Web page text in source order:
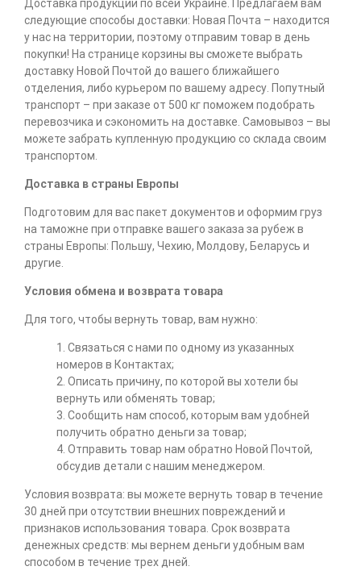
Доставка продукции по всей Украине. Предлагаем вам
следующие способы доставки: Новая Почта – находится
у нас на территории, поэтому отправим товар в день
покупки! На странице корзины вы сможете выбрать
доставку Новой Почтой до вашего ближайшего
отделения, либо курьером по вашему адресу. Попутный
транспорт – при заказе от 500 кг поможем подобрать
перевозчика и сэкономить на доставке. Самовывоз – вы
можете забрать купленную продукцию со склада своим
транспортом.
Доставка в страны Европы
Подготовим для вас пакет документов и оформим груз
на таможне при отправке вашего заказа за рубеж в
страны Европы: Польшу, Чехию, Молдову, Беларусь и
другие.
Условия обмена и возврата товара
Для того, чтобы вернуть товар, вам нужно:
1. Связаться с нами по одному из указанных
номеров в Контактах;
2. Описать причину, по которой вы хотели бы
вернуть или обменять товар;
3. Сообщить нам способ, которым вам удобней
получить обратно деньги за товар;
4. Отправить товар нам обратно Новой Почтой,
обсудив детали с нашим менеджером.
Условия возврата: вы можете вернуть товар в течение
30 дней при отсутствии внешних повреждений и
признаков использования товара. Срок возврата
денежных средств: мы вернем деньги удобным вам
способом в течение трех дней.